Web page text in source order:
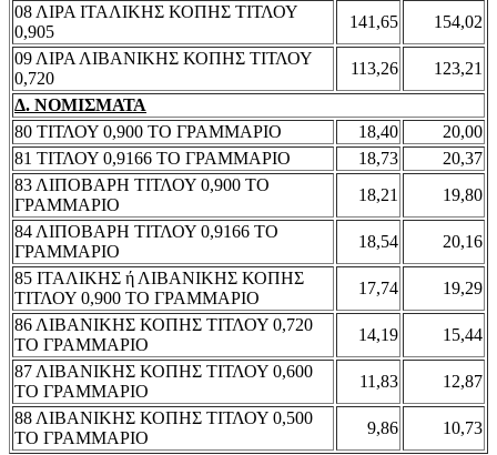
08 ΛΙΡΑ ΙΤΑΛΙΚΗΣ ΚΟΠΗΣ ΤΙΤΛΟΥ
0,905
141,65
154,02
09 ΛΙΡΑ ΛΙΒΑΝΙΚΗΣ ΚΟΠΗΣ ΤΙΤΛΟΥ
0,720
113,26
123,21
Δ. ΝΟΜΙΣΜΑΤΑ
80 ΤΙΤΛΟΥ 0,900 ΤΟ ΓΡΑΜΜΑΡΙΟ
18,40
20,00
81 ΤΙΤΛΟΥ 0,9166 ΤΟ ΓΡΑΜΜΑΡΙΟ
18,73
20,37
83 ΛΙΠΟΒΑΡΗ ΤΙΤΛΟΥ 0,900 ΤΟ
ΓΡΑΜΜΑΡΙΟ
18,21
19,80
84 ΛΙΠΟΒΑΡΗ ΤΙΤΛΟΥ 0,9166 ΤΟ
ΓΡΑΜΜΑΡΙΟ
18,54
20,16
85 ΙΤΑΛΙΚΗΣ ή ΛΙΒΑΝΙΚΗΣ ΚΟΠΗΣ
ΤΙΤΛΟΥ 0,900 ΤΟ ΓΡΑΜΜΑΡΙΟ
17,74
19,29
86 ΛΙΒΑΝΙΚΗΣ ΚΟΠΗΣ ΤΙΤΛΟΥ 0,720
ΤΟ ΓΡΑΜΜΑΡΙΟ
14,19
15,44
87 ΛΙΒΑΝΙΚΗΣ ΚΟΠΗΣ ΤΙΤΛΟΥ 0,600
ΤΟ ΓΡΑΜΜΑΡΙΟ
11,83
12,87
88 ΛΙΒΑΝΙΚΗΣ ΚΟΠΗΣ ΤΙΤΛΟΥ 0,500
ΤΟ ΓΡΑΜΜΑΡΙΟ
9,86 10,73